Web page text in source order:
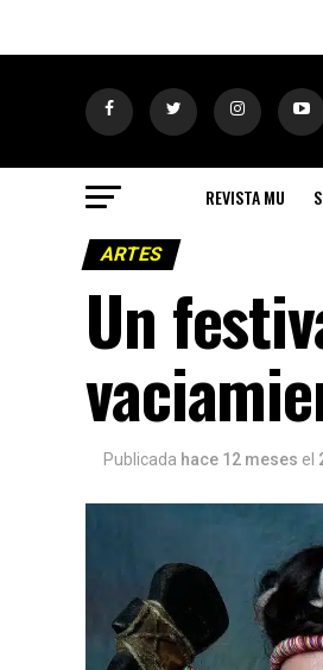
REVISTA MU
ARTES
Un
Publicada hace 12 meses el